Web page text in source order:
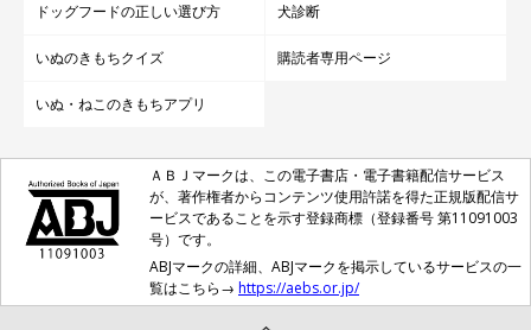
ドッグフードの正しい選び方 犬診断
いぬのきもちクイズ 購読者専用ページ
いぬ・ねこのきもちアプリ
ＡＢＪマークは、この電子書店・電子書籍配信サービス
が、著作権者からコンテンツ使用許諾を得た正規版配信サ
ービスであることを示す登録商標（登録番号 第11091003
号）です。
ABJマークの詳細、ABJマークを掲示しているサービスの一
覧はこちら→ https://aebs.or.jp/